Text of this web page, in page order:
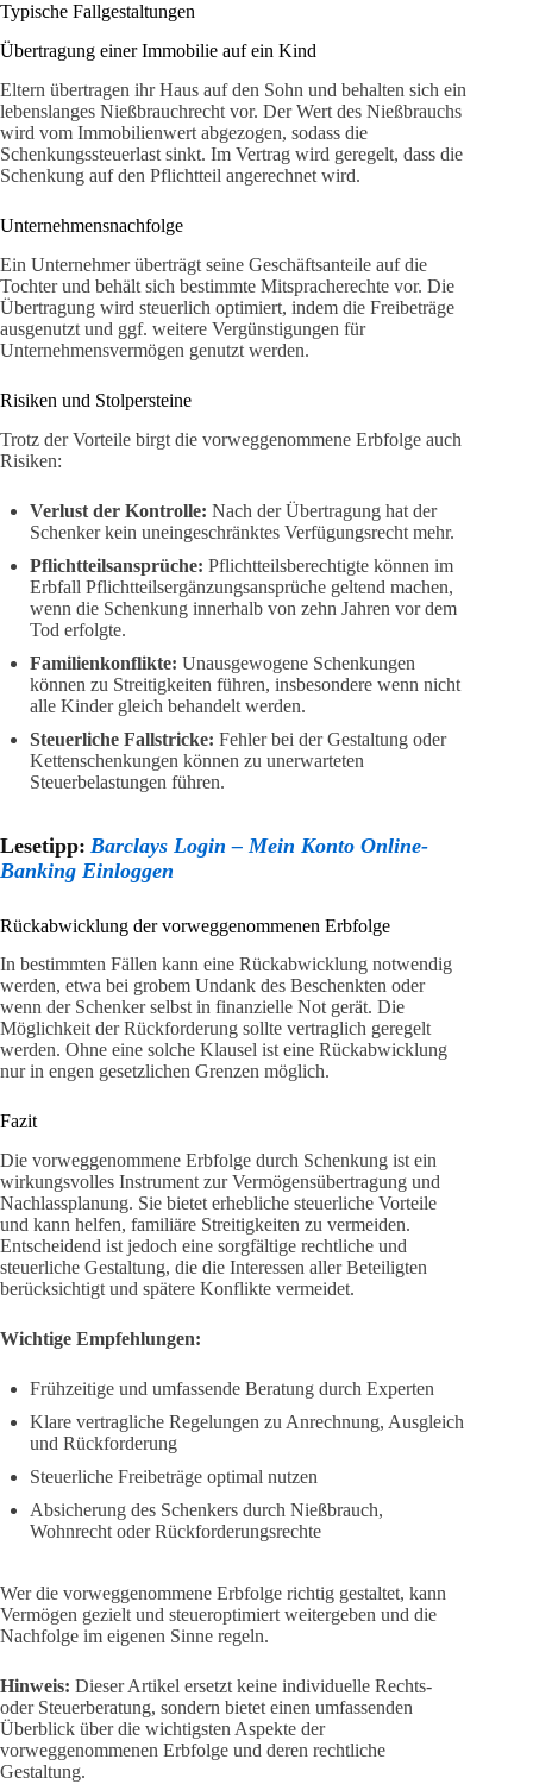
Typische Fallgestaltungen
Übertragung einer Immobilie auf ein Kind
Eltern übertragen ihr Haus auf den Sohn und behalten sich ein
lebenslanges Nießbrauchrecht vor. Der Wert des Nießbrauchs
wird vom Immobilienwert abgezogen, sodass die
Schenkungssteuerlast sinkt. Im Vertrag wird geregelt, dass die
Schenkung auf den Pflichtteil angerechnet wird.
Unternehmensnachfolge
Ein Unternehmer überträgt seine Geschäftsanteile auf die
Tochter und behält sich bestimmte Mitspracherechte vor. Die
Übertragung wird steuerlich optimiert, indem die Freibeträge
ausgenutzt und ggf. weitere Vergünstigungen für
Unternehmensvermögen genutzt werden.
Risiken und Stolpersteine
Trotz der Vorteile birgt die vorweggenommene Erbfolge auch
Risiken:
Verlust der Kontrolle: Nach der Übertragung hat der
Schenker kein uneingeschränktes Verfügungsrecht mehr.
Pflichtteilsansprüche: Pflichtteilsberechtigte können im
Erbfall Pflichtteilsergänzungsansprüche geltend machen,
wenn die Schenkung innerhalb von zehn Jahren vor dem
Tod erfolgte.
Familienkonflikte: Unausgewogene Schenkungen
können zu Streitigkeiten führen, insbesondere wenn nicht
alle Kinder gleich behandelt werden.
Steuerliche Fallstricke: Fehler bei der Gestaltung oder
Kettenschenkungen können zu unerwarteten
Steuerbelastungen führen.
Lesetipp: Barclays Login – Mein Konto Online-
Banking Einloggen
Rückabwicklung der vorweggenommenen Erbfolge
In bestimmten Fällen kann eine Rückabwicklung notwendig
werden, etwa bei grobem Undank des Beschenkten oder
wenn der Schenker selbst in finanzielle Not gerät. Die
Möglichkeit der Rückforderung sollte vertraglich geregelt
werden. Ohne eine solche Klausel ist eine Rückabwicklung
nur in engen gesetzlichen Grenzen möglich.
Fazit
Die vorweggenommene Erbfolge durch Schenkung ist ein
wirkungsvolles Instrument zur Vermögensübertragung und
Nachlassplanung. Sie bietet erhebliche steuerliche Vorteile
und kann helfen, familiäre Streitigkeiten zu vermeiden.
Entscheidend ist jedoch eine sorgfältige rechtliche und
steuerliche Gestaltung, die die Interessen aller Beteiligten
berücksichtigt und spätere Konflikte vermeidet.
Wichtige Empfehlungen:
Frühzeitige und umfassende Beratung durch Experten
Klare vertragliche Regelungen zu Anrechnung, Ausgleich
und Rückforderung
Steuerliche Freibeträge optimal nutzen
Absicherung des Schenkers durch Nießbrauch,
Wohnrecht oder Rückforderungsrechte
Wer die vorweggenommene Erbfolge richtig gestaltet, kann
Vermögen gezielt und steueroptimiert weitergeben und die
Nachfolge im eigenen Sinne regeln.
Hinweis: Dieser Artikel ersetzt keine individuelle Rechts-
oder Steuerberatung, sondern bietet einen umfassenden
Überblick über die wichtigsten Aspekte der
vorweggenommenen Erbfolge und deren rechtliche
Gestaltung.